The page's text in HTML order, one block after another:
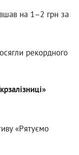
на 1–2 грн за
рекордного
«Рятуємо